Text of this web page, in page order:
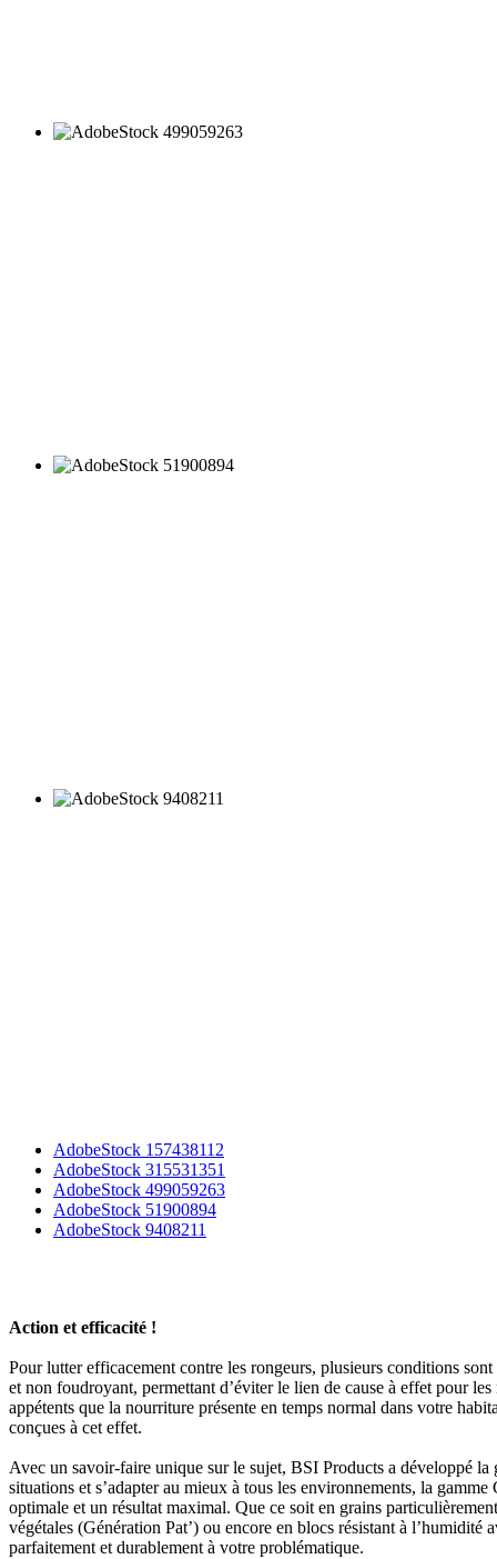
AdobeStock 157438112
AdobeStock 315531351
AdobeStock 499059263
AdobeStock 51900894
AdobeStock 9408211
Action et efficacité !
Pour lutter efficacement contre les rongeurs, plusieurs conditions
et non foudroyant, permettant d’éviter le lien de cause à effet pour
appétents que la nourriture présente en temps normal dans votre
conçues à cet effet.
Avec un savoir-faire unique sur le sujet, BSI Products a développé
situations et s’adapter au mieux à tous les environnements, la
optimale et un résultat maximal. Que ce soit en grains
végétales (Génération Pat’) ou encore en blocs résistant à
parfaitement et durablement à votre problématique.